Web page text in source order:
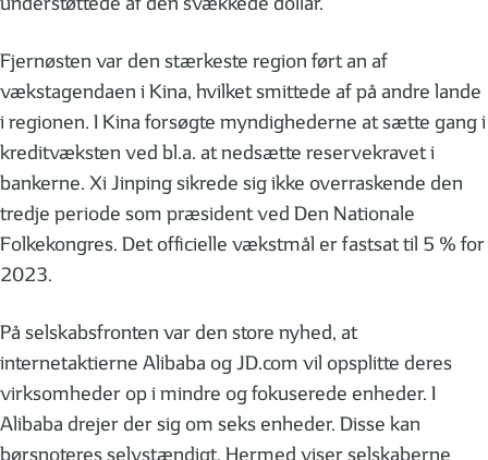
Fjernøsten var den stærkeste region ført an af
vækstagendaen i Kina, hvilket smittede af på andre lande
i regionen. I Kina forsøgte myndighederne at sætte gang i
kreditvæksten ved bl.a. at nedsætte reservekravet i
bankerne. Xi Jinping sikrede sig ikke overraskende den
tredje periode som præsident ved Den Nationale
Folkekongres. Det officielle vækstmål er fastsat til 5 % for
2023.
På selskabsfronten var den store nyhed, at
internetaktierne Alibaba og JD.com vil opsplitte deres
virksomheder op i mindre og fokuserede enheder. I
Alibaba drejer der sig om seks enheder. Disse kan
børsnoteres selvstændigt. Hermed viser selskaberne